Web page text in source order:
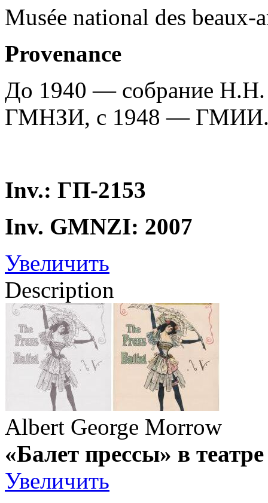
Musée national des beaux-
Provenance
До 1940 — собрание
ГМНЗИ, с 1948 —
Inv.: ГП-2153
Inv. GMNZI: 2007
Увеличить
Description
Albert George Morrow
«Балет прессы» в
Увеличить